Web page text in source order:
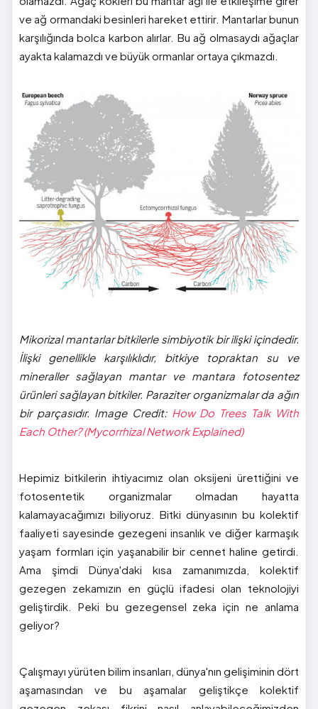
ve ağ ormandaki besinleri hareket ettirir. Mantarlar bunun
karşılığında bolca karbon alırlar. Bu ağ olmasaydı ağaçlar
ayakta kalamazdı ve büyük ormanlar ortaya çıkmazdı.
Mikorizal mantarlar bitkilerle simbiyotik bir ilişki içindedir.
İlişki genellikle karşılıklıdır, bitkiye topraktan su ve
mineraller sağlayan mantar ve mantara fotosentez
ürünleri sağlayan bitkiler. Paraziter organizmalar da ağın
bir parçasıdır. Image Credit: How Do Trees Talk With
Each Other? (Mycorrhizal Network Explained)
Hepimiz bitkilerin ihtiyacımız olan oksijeni ürettiğini ve
fotosentetik organizmalar olmadan hayatta
kalamayacağımızı biliyoruz. Bitki dünyasının bu kolektif
faaliyeti sayesinde gezegeni insanlık ve diğer karmaşık
yaşam formları için yaşanabilir bir cennet haline getirdi.
Ama şimdi Dünya'daki kısa zamanımızda, kolektif
gezegen zekamızın en güçlü ifadesi olan teknolojiyi
geliştirdik. Peki bu gezegensel zeka için ne anlama
geliyor?
Çalışmayı yürüten bilim insanları, dünya'nın gelişiminin dört
aşamasından ve bu aşamalar geliştikçe kolektif